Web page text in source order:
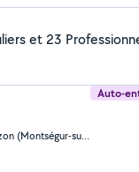
et 23
Auto-
Montségur-sur-Lauzon (Montségur-sur-Lauzon)